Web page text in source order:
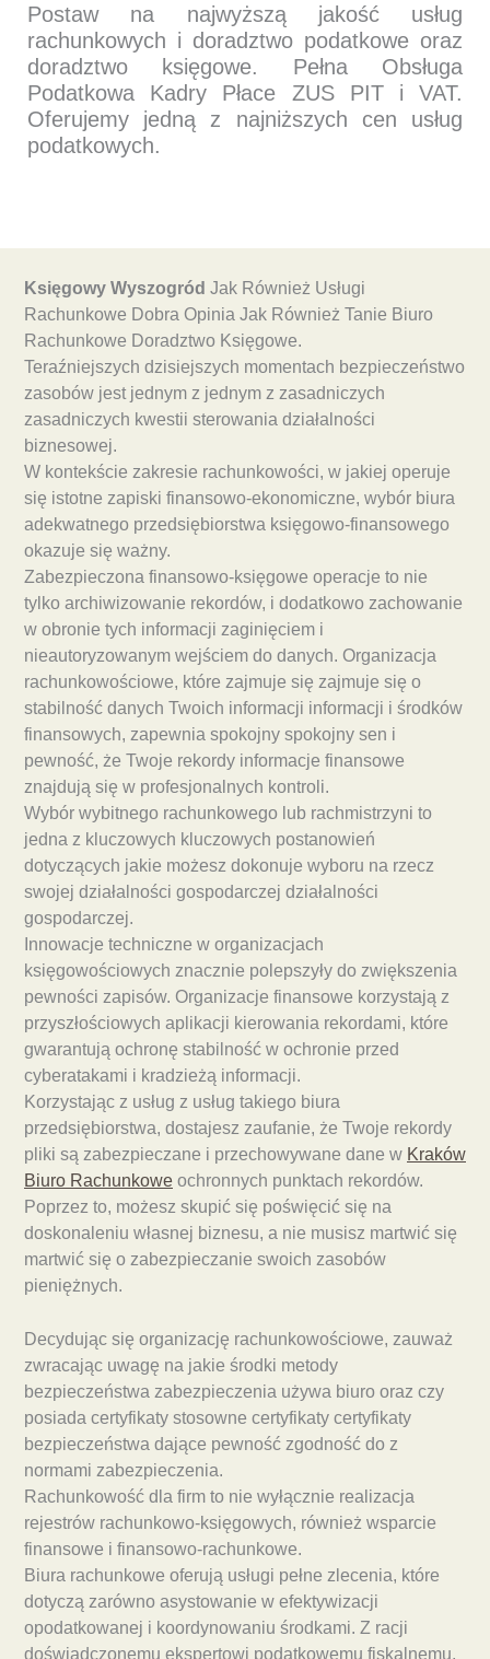
Postaw na najwyższą jakość usług
rachunkowych i doradztwo podatkowe oraz
doradztwo księgowe. Pełna Obsługa
Podatkowa Kadry Płace ZUS PIT i VAT.
Oferujemy jedną z najniższych cen usług
podatkowych.
Księgowy Wyszogród Jak Również Usługi
Rachunkowe Dobra Opinia Jak Również Tanie Biuro
Rachunkowe Doradztwo Księgowe.
Teraźniejszych dzisiejszych momentach bezpieczeństwo
zasobów jest jednym z jednym z zasadniczych
zasadniczych kwestii sterowania działalności
biznesowej.
W kontekście zakresie rachunkowości, w jakiej operuje
się istotne zapiski finansowo-ekonomiczne, wybór biura
adekwatnego przedsiębiorstwa księgowo-finansowego
okazuje się ważny.
Zabezpieczona finansowo-księgowe operacje to nie
tylko archiwizowanie rekordów, i dodatkowo zachowanie
w obronie tych informacji zaginięciem i
nieautoryzowanym wejściem do danych. Organizacja
rachunkowościowe, które zajmuje się zajmuje się o
stabilność danych Twoich informacji informacji i środków
finansowych, zapewnia spokojny spokojny sen i
pewność, że Twoje rekordy informacje finansowe
znajdują się w profesjonalnych kontroli.
Wybór wybitnego rachunkowego lub rachmistrzyni to
jedna z kluczowych kluczowych postanowień
dotyczących jakie możesz dokonuje wyboru na rzecz
swojej działalności gospodarczej działalności
gospodarczej.
Innowacje techniczne w organizacjach
księgowościowych znacznie polepszyły do zwiększenia
pewności zapisów. Organizacje finansowe korzystają z
przyszłościowych aplikacji kierowania rekordami, które
gwarantują ochronę stabilność w ochronie przed
cyberatakami i kradzieżą informacji.
Korzystając z usług z usług takiego biura
przedsiębiorstwa, dostajesz zaufanie, że Twoje rekordy
pliki są zabezpieczane i przechowywane dane w Kraków
Biuro Rachunkowe ochronnych punktach rekordów.
Poprzez to, możesz skupić się poświęcić się na
doskonaleniu własnej biznesu, a nie musisz martwić się
martwić się o zabezpieczanie swoich zasobów
pieniężnych.
Decydując się organizację rachunkowościowe, zauważ
zwracając uwagę na jakie środki metody
bezpieczeństwa zabezpieczenia używa biuro oraz czy
posiada certyfikaty stosowne certyfikaty certyfikaty
bezpieczeństwa dające pewność zgodność do z
normami zabezpieczenia.
Rachunkowość dla firm to nie wyłącznie realizacja
rejestrów rachunkowo-księgowych, również wsparcie
finansowe i finansowo-rachunkowe.
Biura rachunkowe oferują usługi pełne zlecenia, które
dotyczą zarówno asystowanie w efektywizacji
opodatkowanej i koordynowaniu środkami. Z racji
doświadczonemu ekspertowi podatkowemu fiskalnemu,